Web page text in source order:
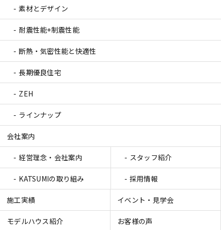
素材とデザイン
耐震性能+制震性能
断熱・気密性能と快適性
長期優良住宅
ZEH
ラインナップ
会社案内
経営理念・会社案内 スタッフ紹介
KATSUMIの取り組み 採用情報
施工実績 イベント・見学会
モデルハウス紹介 お客様の声